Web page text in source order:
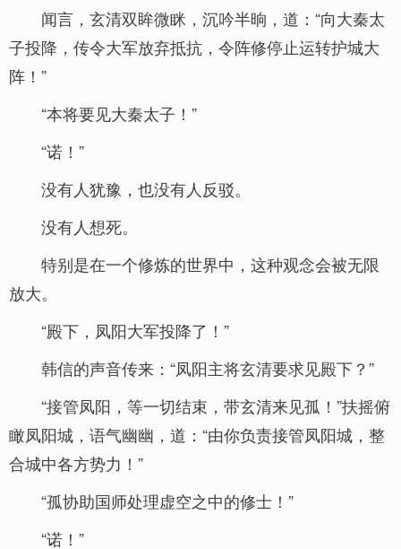
闻言，玄清双眸微眯，沉吟半晌，道：“向大秦太
子投降，传令大军放弃抵抗，令阵修停止运转护城大
阵！”
“本将要见大秦太子！”
“诺！”
没有人犹豫，也没有人反驳。
没有人想死。
特别是在一个修炼的世界中，这种观念会被无限
放大。
“殿下，凤阳大军投降了！”
韩信的声音传来：“凤阳主将玄清要求见殿下？”
“接管凤阳，等一切结束，带玄清来见孤！”扶摇俯
瞰凤阳城，语气幽幽，道：“由你负责接管凤阳城，整
合城中各方势力！”
“孤协助国师处理虚空之中的修士！”
“诺！”